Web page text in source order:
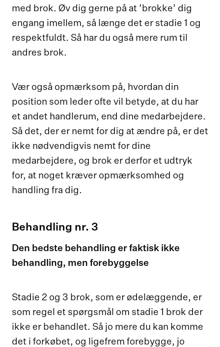
med brok. Øv dig gerne på at ’brokke’ dig
engang imellem, så længe det er stadie 1 og
respektfuldt. Så har du også mere rum til
andres brok.
Vær også opmærksom på, hvordan din
position som leder ofte vil betyde, at du har
et andet handlerum, end dine medarbejdere.
Så det, der er nemt for dig at ændre på, er det
ikke nødvendigvis nemt for dine
medarbejdere, og brok er derfor et udtryk
for, at noget kræver opmærksomhed og
handling fra dig.
Behandling nr. 3
Den bedste behandling er faktisk ikke
behandling, men forebyggelse
Stadie 2 og 3 brok, som er ødelæggende, er
som regel et spørgsmål om stadie 1 brok der
ikke er behandlet. Så jo mere du kan komme
det i forkøbet, og ligefrem forebygge, jo